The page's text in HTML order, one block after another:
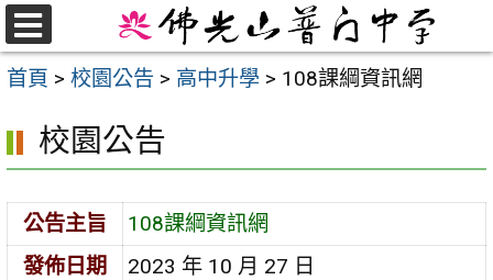
跳
至
主首頁 > 校園公告 > 高中升學 > 108課綱資訊網
校園公告
公告主旨
108課綱資訊網
發佈日期
2023 年 10 月 27 日
選
單